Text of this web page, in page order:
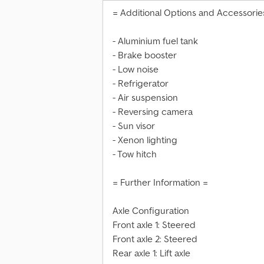
= Additional Options and
- Aluminium fuel tank
- Brake booster
- Low noise
- Refrigerator
- Air suspension
- Reversing camera
- Sun visor
- Xenon lighting
- Tow hitch
= Further Information =
Axle Configuration
Front axle 1: Steered
Front axle 2: Steered
Rear axle 1: Lift axle